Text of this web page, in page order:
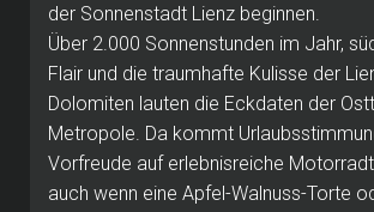
der Sonnenstadt Lienz beginnen.
Über 2.000 Sonnenstunden im Jahr,
Flair und die traumhafte Kulisse der
Dolomiten lauten die Eckdaten der
Metropole. Da kommt
Vorfreude auf erlebnisreiche
auch wenn eine Apfel-Walnuss-Torte